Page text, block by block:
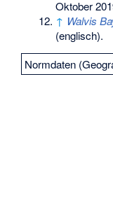
Oktober
↑ Walvis
(englisch).
Normdaten